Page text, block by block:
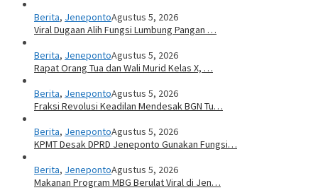
Berita, JenepontoAgustus 5, 2026
Viral Dugaan Alih Fungsi Lumbung Pangan …
Berita, JenepontoAgustus 5, 2026
Rapat Orang Tua dan Wali Murid Kelas X, …
Berita, JenepontoAgustus 5, 2026
Fraksi Revolusi Keadilan Mendesak BGN Tu…
Berita, JenepontoAgustus 5, 2026
KPMT Desak DPRD Jeneponto Gunakan Fungsi…
Berita, JenepontoAgustus 5, 2026
Makanan Program MBG Berulat Viral di Jen…